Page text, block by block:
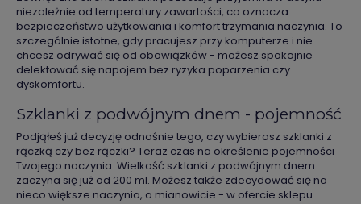
niezależnie od temperatury zawartości, co oznacza
bezpieczeństwo użytkowania i komfort trzymania naczynia. To
szczególnie istotne, gdy pracujesz przy komputerze i nie
chcesz odrywać się od obowiązków - możesz spokojnie
delektować się napojem bez ryzyka poparzenia czy
dyskomfortu.
Szklanki z podwójnym dnem - pojemność
Podjąłeś już decyzję odnośnie tego, czy wybierasz szklanki z
rączką czy bez rączki? Teraz czas na określenie pojemności
Twojego naczynia. Wielkość szklanki z podwójnym dnem
zaczyna się już od 200 ml. Możesz także zdecydować się na
nieco większe naczynia, a mianowicie - w ofercie sklepu